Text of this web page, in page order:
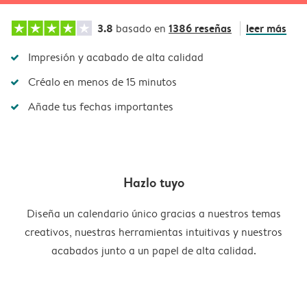
3.8 basado en 1386 reseñas leer más
Impresión y acabado de alta calidad
Créalo en menos de 15 minutos
Añade tus fechas importantes
Hazlo tuyo
Diseña un calendario único gracias a nuestros temas
creativos, nuestras herramientas intuitivas y nuestros
acabados junto a un papel de alta calidad.